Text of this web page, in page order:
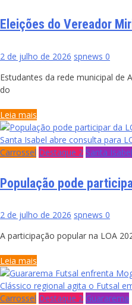
Eleições do Vereador
2 de julho de 2026 spnews 0
Estudantes da rede municipal de
do
Leia mais
Santa Isabel abre consulta para
Carrossel Destaque 2 Santa Isabel
População pode
2 de julho de 2026 spnews 0
A participação popular na LOA
Leia mais
Clássico regional agita o Futsal
Carrossel Destaque 2 Guararema